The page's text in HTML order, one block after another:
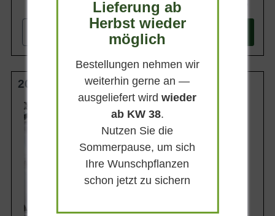
+ In den
200-250 cm C30
bis zu 8 m
Belaubung
Blatt- / Nadelfarbe
Blaugrau
Rinde
Lieferbar
Lieferung ab
Herbst wieder
möglich
Bestellungen nehmen wir
weiterhin gerne an —
ausgeliefert wirdwieder
ab KW 38.
Nutzen Sie die
Sommerpause, um sich
Ihre Wunschpflanzen
schon jetzt zu sichern